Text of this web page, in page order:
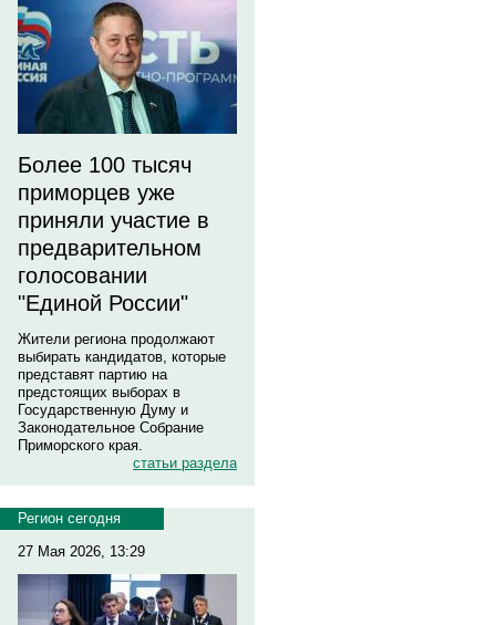
Более 100 тысяч
приморцев уже
приняли участие в
предварительном
голосовании
"Единой России"
Жители региона продолжают
выбирать кандидатов, которые
представят партию на
предстоящих выборах в
Государственную Думу и
Законодательное Собрание
Приморского края.
статьи раздела
Регион сегодня
27 Мая 2026, 13:29